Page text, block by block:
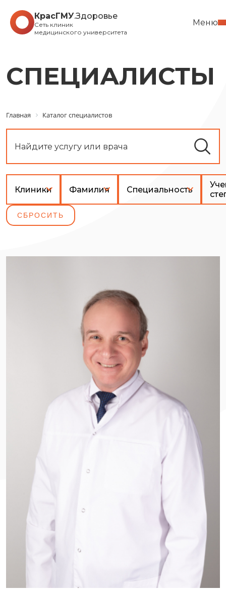
КрасГМУ.Здоровье
Сеть клиник
медицинского университета
Меню
СПЕЦИАЛИСТЫ
Главная Каталог специалистов
Клиники Фамилия Специальность